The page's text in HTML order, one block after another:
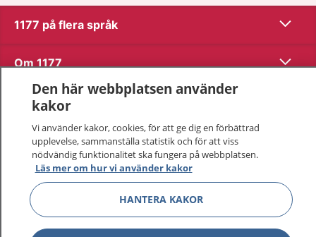
1177 på flera språk Visa
Om 1177 Visa
Kontakt
Behandling av personuppgifter
Hantering av kakor
Inställningar för kakor
Den här webbplatsen använder
kakor
Vi använder kakor, cookies, för att ge dig en förbättrad
upplevelse, sammanställa statistik och för att viss
nödvändig funktionalitet ska fungera på webbplatsen.
Läs mer om hur vi använder kakor
HANTERA KAKOR